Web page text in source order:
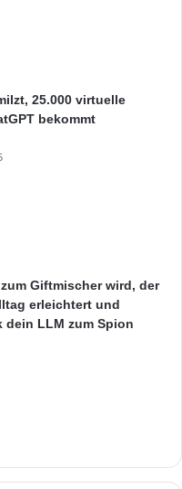
25.000 virtuelle
bekommt
Giftmischer wird, der
erleichtert und
dein LLM zum Spion